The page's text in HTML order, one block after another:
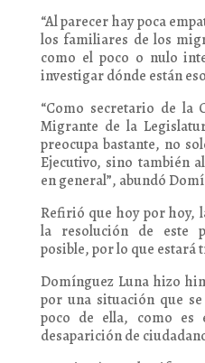
“Al parecer hay poca
los familiares de los
como el poco o nulo
investigar dónde están
“Como secretario de la
Migrante de la
preocupa bastante, no
Ejecutivo, sino también
en general”, abundó
Refirió que hoy por hoy,
la resolución de este
posible, por lo que estará
Domínguez Luna hizo
por una situación que
poco de ella, como
desaparición de